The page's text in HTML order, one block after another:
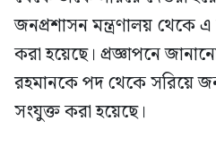
জনপ্রশাসন মন্ত্রণালয় থেকে এ
করা হয়েছে। প্রজ্ঞাপনে
রহমানকে পদ থেকে সরিয়ে
সংযুক্ত করা হয়েছে।